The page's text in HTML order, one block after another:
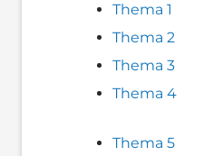
Thema 1
Thema 2
Thema 3
Thema 4
Thema 5